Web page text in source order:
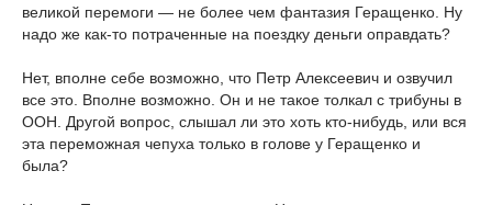
великой перемоги — не более чем фантазия Геращенко. Ну
надо же как-то потраченные на поездку деньги оправдать?
Нет, вполне себе возможно, что Петр Алексеевич и озвучил
все это. Вполне возможно. Он и не такое толкал с трибуны в
ООН. Другой вопрос, слышал ли это хоть кто-нибудь, или вся
эта переможная чепуха только в голове у Геращенко и
была?